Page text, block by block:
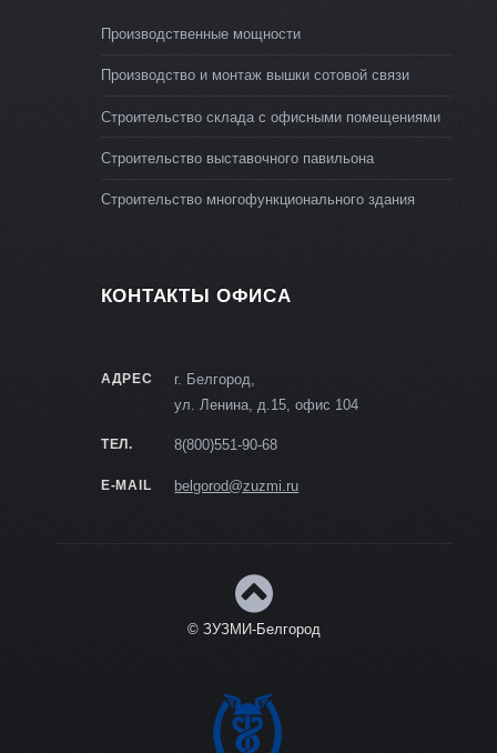
Производственные мощности
Производство и монтаж вышки сотовой связи
Строительство склада с офисными помещениями
Строительство выставочного павильона
Строительство многофункционального здания
КОНТАКТЫ ОФИСА
АДРЕС
г. Белгород,
ул. Ленина, д.15, офис 104
ТЕЛ. 8(800)551-90-68
E-MAIL belgorod@zuzmi.ru
© ЗУЗМИ-Белгород